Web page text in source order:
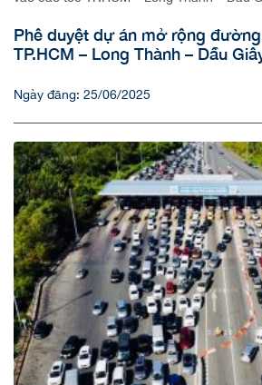
Phê duyệt dự án mở rộng
TP.HCM – Long Thành – Dầu
Ngày đăng: 25/06/2025